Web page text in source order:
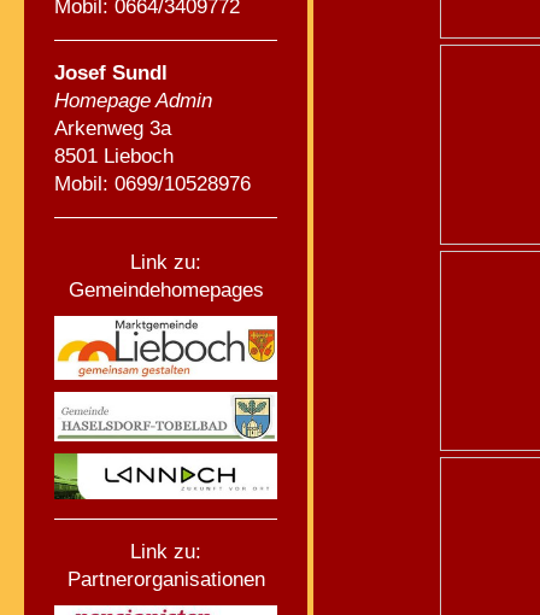
Mobil: 0664/3409772
Josef Sundl
Homepage Admin
Arkenweg 3a
8501 Lieboch
Mobil: 0699/10528976
Link zu:
Gemeindehomepages
Link zu:
Partnerorganisationen